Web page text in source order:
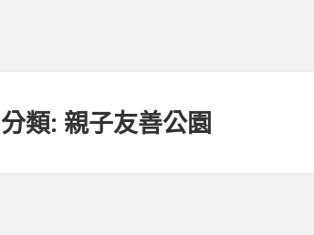
分類: 親子友善公園